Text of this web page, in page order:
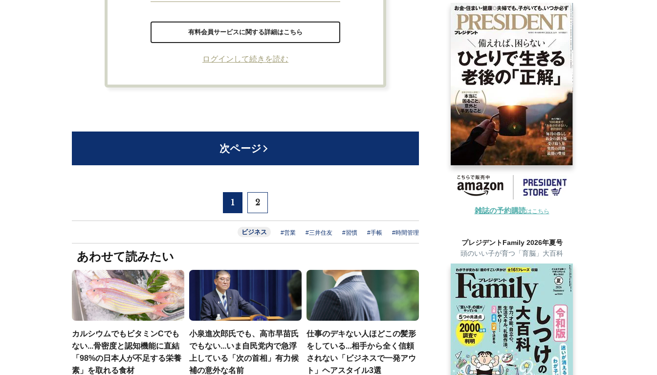
有料会員サービスに関する詳細はこちら
ログインして続きを読む
次ページ
1 2
ビジネス #営業 #三井住友 #習慣 #手帳 #時間管理
あわせて読みたい
カルシウムでもビタミンCでも
ない...骨密度と認知機能に直結
「98%の日本人が不足する栄養
素」を取れる食材
小泉進次郎氏でも、高市早苗氏
でもない...いま自民党内で急浮
上している「次の首相」有力候
補の意外な名前
仕事のデキない人ほどこの髪形
をしている...相手から全く信頼
されない「ビジネスで一発アウ
ト」ヘアスタイル3選
雑誌の予約購読はこちら
プレジデントFamily 2026年夏号
頭のいい子が育つ「育脳」大百科